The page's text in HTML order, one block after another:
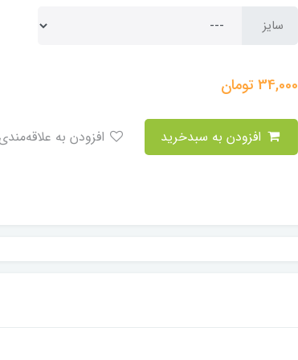
سایز
34,000تومان